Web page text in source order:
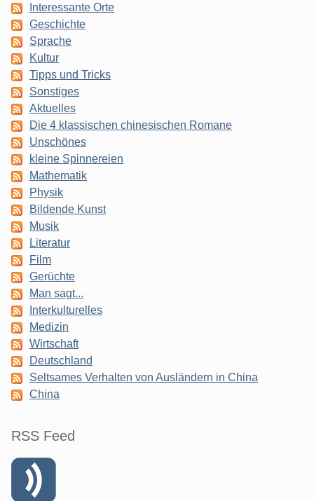
Interessante Orte
Geschichte
Sprache
Kultur
Tipps und Tricks
Sonstiges
Aktuelles
Die 4 klassischen chinesischen Romane
Unschönes
kleine Spinnereien
Mathematik
Physik
Bildende Kunst
Musik
Literatur
Film
Gerüchte
Man sagt...
Interkulturelles
Medizin
Wirtschaft
Deutschland
Seltsames Verhalten von Ausländern in China
China
RSS Feed